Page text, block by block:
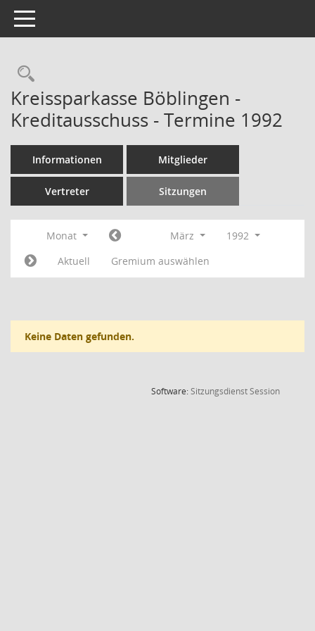
Toggle navigation
Rechercheauswahl
Kreissparkasse Böblingen -
Kreditausschuss - Termine 1992
Informationen Mitglieder
Vertreter Sitzungen
Monat März
1992
Aktuell
Gremium auswählen
Keine Daten gefunden.
Software:SitzungsdienstSession(Wird in